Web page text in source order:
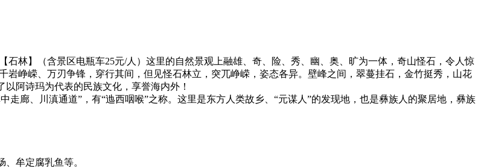
林】（含景区电瓶车25元/人）这里的自然景观上融雄、奇、险、秀、幽、奥、旷为一体，奇山怪石，令人惊
峥嵘、万刃争锋，穿行其间，但见怪石林立，突兀峥嵘，姿态各异。壁峰之间，翠蔓挂石，金竹挺秀，山花
阿诗玛为代表的民族文化，享誉海内外！
廊、川滇通道”，有“迆西咽喉”之称。这里是东方人类故乡、“元谋人”的发现地，也是彝族人的聚居地，彝族
牟定腐乳鱼等。